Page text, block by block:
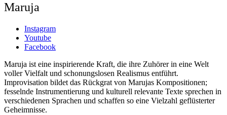
Maruja
Instagram
Youtube
Facebook
Maruja ist eine inspirierende Kraft, die ihre Zuhörer in eine Welt
voller Vielfalt und schonungslosen Realismus entführt.
Improvisation bildet das Rückgrat von Marujas Kompositionen;
fesselnde Instrumentierung und kulturell relevante Texte sprechen in
verschiedenen Sprachen und schaffen so eine Vielzahl geflüsterter
Geheimnisse.